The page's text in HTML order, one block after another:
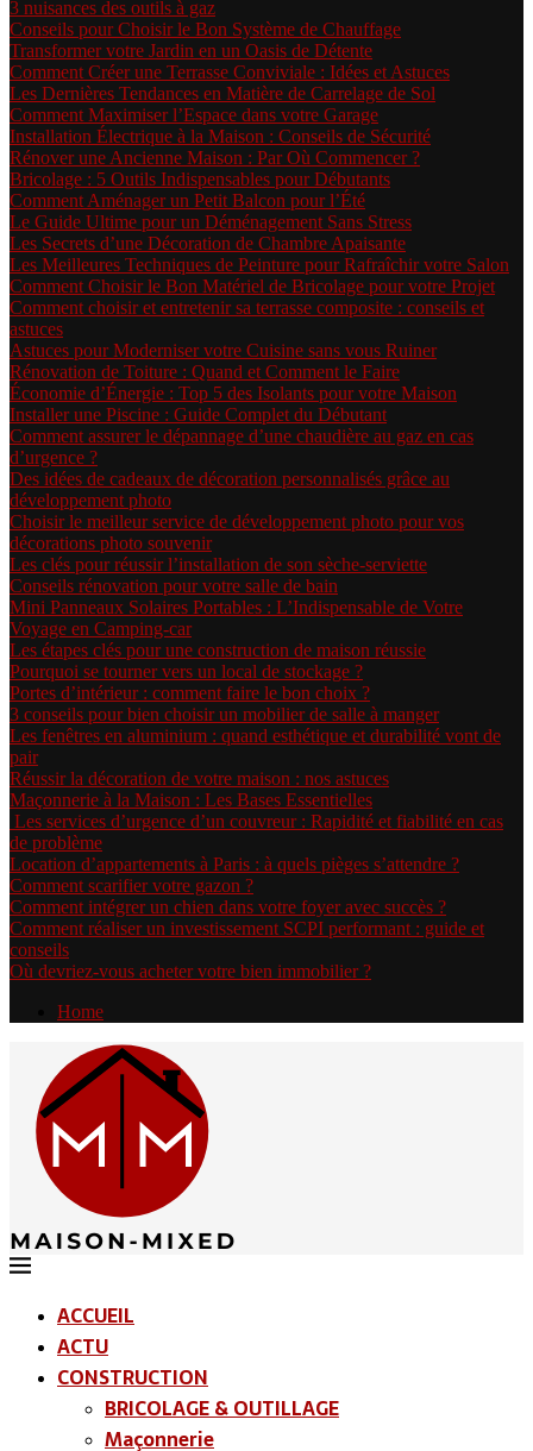
3 nuisances des outils à gaz
Conseils pour Choisir le Bon Système de Chauffage
Transformer votre Jardin en un Oasis de Détente
Comment Créer une Terrasse Conviviale : Idées et Astuces
Les Dernières Tendances en Matière de Carrelage de Sol
Comment Maximiser l’Espace dans votre Garage
Installation Électrique à la Maison : Conseils de Sécurité
Rénover une Ancienne Maison : Par Où Commencer ?
Bricolage : 5 Outils Indispensables pour Débutants
Comment Aménager un Petit Balcon pour l’Été
Le Guide Ultime pour un Déménagement Sans Stress
Les Secrets d’une Décoration de Chambre Apaisante
Les Meilleures Techniques de Peinture pour Rafraîchir votre Salon
Comment Choisir le Bon Matériel de Bricolage pour votre Projet
Comment choisir et entretenir sa terrasse composite : conseils et
astuces
Astuces pour Moderniser votre Cuisine sans vous Ruiner
Rénovation de Toiture : Quand et Comment le Faire
Économie d’Énergie : Top 5 des Isolants pour votre Maison
Installer une Piscine : Guide Complet du Débutant
Comment assurer le dépannage d’une chaudière au gaz en cas
d’urgence ?
Des idées de cadeaux de décoration personnalisés grâce au
développement photo
Choisir le meilleur service de développement photo pour vos
décorations photo souvenir
Les clés pour réussir l’installation de son sèche-serviette
Conseils rénovation pour votre salle de bain
Mini Panneaux Solaires Portables : L’Indispensable de Votre
Voyage en Camping-car
Les étapes clés pour une construction de maison réussie
Pourquoi se tourner vers un local de stockage ?
Portes d’intérieur : comment faire le bon choix ?
3 conseils pour bien choisir un mobilier de salle à manger
Les fenêtres en aluminium : quand esthétique et durabilité vont de
pair
Réussir la décoration de votre maison : nos astuces
Maçonnerie à la Maison : Les Bases Essentielles
Les services d’urgence d’un couvreur : Rapidité et fiabilité en cas
de problème
Location d’appartements à Paris : à quels pièges s’attendre ?
Comment scarifier votre gazon ?
Comment intégrer un chien dans votre foyer avec succès ?
Comment réaliser un investissement SCPI performant : guide et
conseils
Où devriez-vous acheter votre bien immobilier ?
Home
ACCUEIL
ACTU
CONSTRUCTION
BRICOLAGE & OUTILLAGE
Maçonnerie